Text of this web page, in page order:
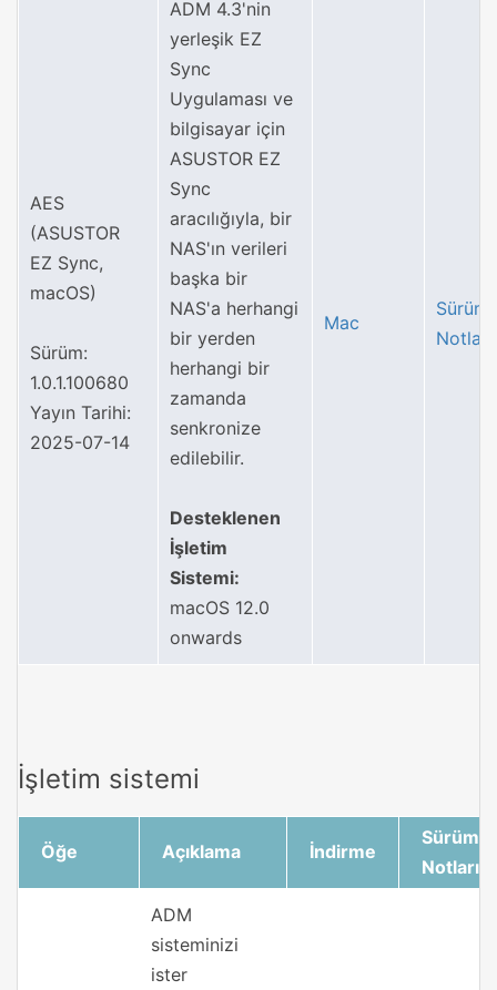
AES
(ASUSTOR
EZ Sync,
macOS)
Sürüm:
1.0.1.100680
Yayın Tarihi:
2025-07-14
ADM 4.3'nin
yerleşik EZ
Sync
Uygulaması ve
bilgisayar için
ASUSTOR EZ
Sync
aracılığıyla, bir
NAS'ın verileri
başka bir
NAS'a herhangi
bir yerden
herhangi bir
zamanda
senkronize
edilebilir.
Desteklenen
İşletim
Sistemi:
macOS 12.0
onwards
Mac
Sürüm
Notları
İşletim sistemi
Öğe Açıklama İndirme
Sürüm
Notları
ADM
sisteminizi
ister